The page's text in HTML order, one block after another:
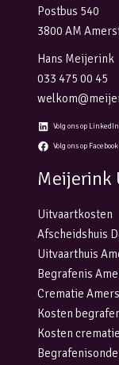
Postbus 540
3800 AM
Hans Meijerink
033 475 00 45
Volg ons op LinkedIn
Volg ons op Facebook
Meijerink
Uitvaartkosten
Afscheidshuis
Uitvaarthuis
Begrafenis
Crematie
Kosten
Kosten